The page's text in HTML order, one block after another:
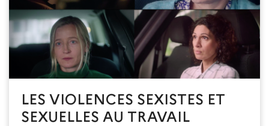
LES VIOLENCES SEXISTES ET
SEXUELLES AU TRAVAIL